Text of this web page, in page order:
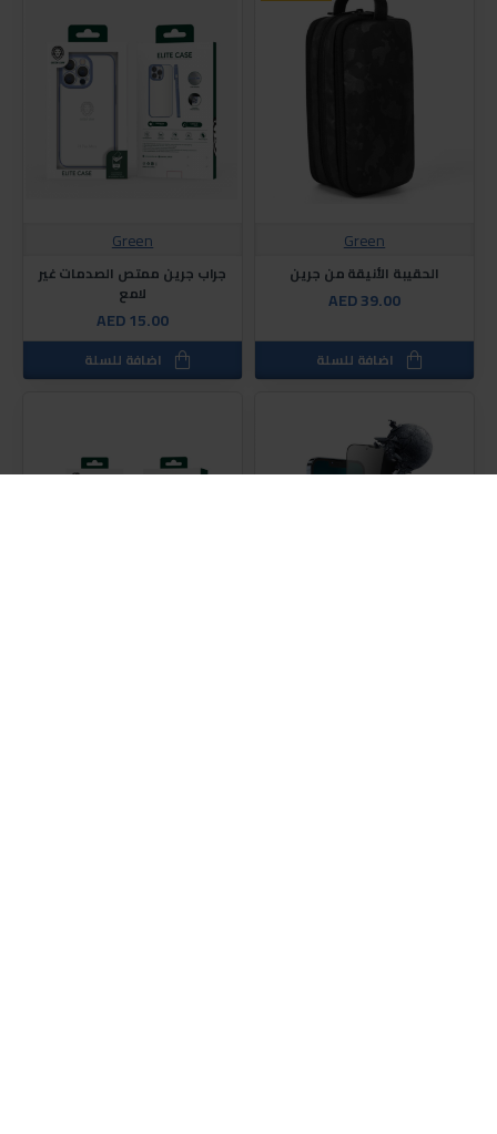
Green
الحقيبة الأنيقة من جرين
AED 39.00
اضافة للسلة
Green
جراب جرين ممتص الصدمات غير
لامع
AED 15.00
اضافة للسلة